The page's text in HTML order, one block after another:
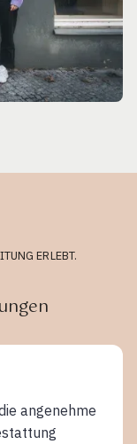
ERLEBT.
angenehme